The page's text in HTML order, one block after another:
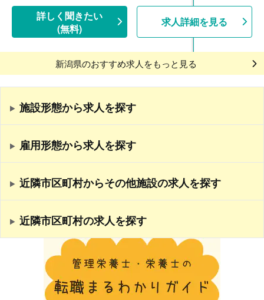
【昇給】あり（1月あたり1.00％-）※前年度実績
【退職金】あり※確定拠出年金
詳しく聞きたい
(無料)
求人詳細を見る
新潟県のおすすめ求人をもっと見る
施設形態から求人を探す
雇用形態から求人を探す
近隣市区町村からその他施設の求人を探す
近隣市区町村の求人を探す